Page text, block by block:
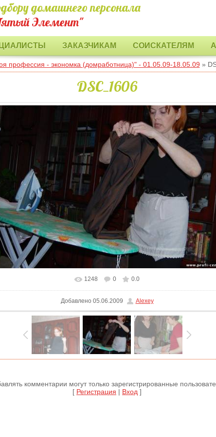
домашнего персонала
Элемент"
ЗАКАЗЧИКАМ СОИСКАТЕЛЯМ
профессия - экономка (домработница)" - 01.05.09-18.05.09 »
DSC_1606
В реальном размере 775x519
1248 0 0.0
Добавлено 05.06.2009 Alexey
комментарии могут только зарегистрированные
[ Регистрация | Вход ]